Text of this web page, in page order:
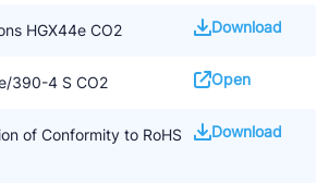
veilige smering door gebruik van een
met lage vibraties, - pulsaties en
zowel de zuig – als aan de drukzijde
HGX44e CO2 Download
390-4 S CO2 Open
of Conformity to RoHS
Download